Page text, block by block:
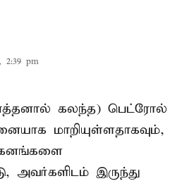
2:39 pm
கலந்த) பெட்ரோல்
மாறியுள்ளதாகவும்,
அவர்களிடம் இருந்து